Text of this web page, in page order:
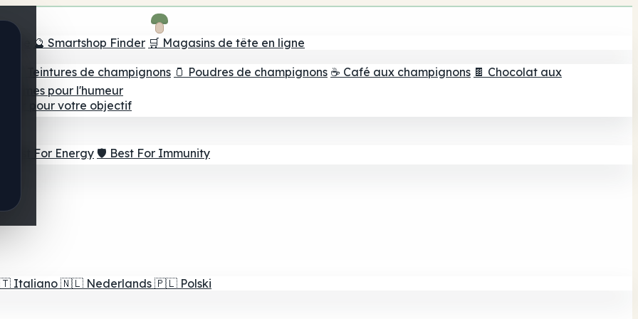
tête 🔮 Smartshop Finder 🛒 Magasins de tête en ligne
💧 Teintures de champignons 🫙 Poudres de champignons ☕ Café aux champignons 🍫 Chocolat aux
Gommes pour l'humeur
pour votre objectif
⚡ Best For Energy 🛡️ Best For Immunity
Italiano 🇳🇱 Nederlands 🇵🇱 Polski